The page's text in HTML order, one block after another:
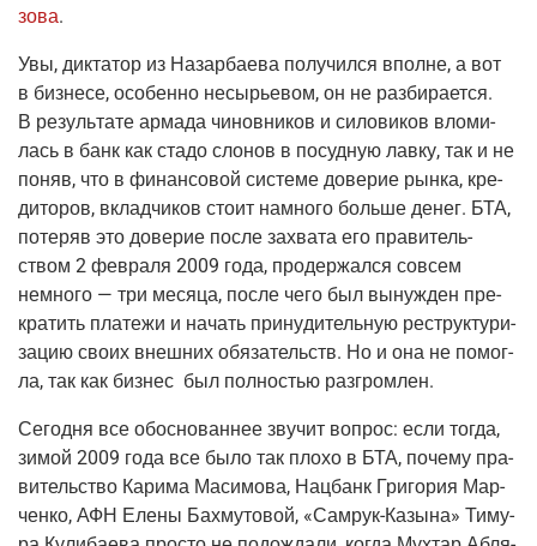
зо­ва.
Увы, дик­та­тор из Назар­ба­е­ва полу­чил­ся вполне, а вот
в биз­не­се, осо­бен­но несы­рье­вом, он не раз­би­ра­ет­ся.
В резуль­та­те арма­да чинов­ни­ков и сило­ви­ков вло­ми­
лась в банк как ста­до сло­нов в посуд­ную лав­ку, так и не
поняв, что в финан­со­вой систе­ме дове­рие рын­ка, кре­
ди­то­ров, вклад­чи­ков сто­ит намно­го боль­ше денег. БТА,
поте­ряв это дове­рие после захва­та его пра­ви­тель­
ством 2 фев­ра­ля 2009 года, про­дер­жал­ся совсем
немно­го — три меся­ца, после чего был вынуж­ден пре­
кра­тить пла­те­жи и начать при­ну­ди­тель­ную реструк­ту­ри­
за­цию сво­их внеш­них обя­за­тельств. Но и она не помог­
ла, так как биз­нес был пол­но­стью разгромлен.
Сего­дня все обос­но­ван­нее зву­чит вопрос: если тогда,
зимой 2009 года все было так пло­хо в БТА, поче­му пра­
ви­тель­ство Кари­ма Маси­мо­ва, Нац­банк Гри­го­рия Мар­
чен­ко, АФН Еле­ны Бахму­то­вой, «Самрук-Казы­на» Тиму­